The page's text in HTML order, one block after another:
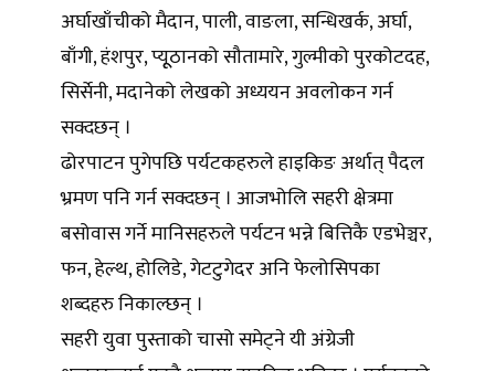
अर्घाखाँचीको मैदान, पाली, वाङला, सन्धिखर्क, अर्घा,
बाँगी, हंशपुर, प्यूूठानको सौतामारे, गुल्मीको पुरकोटदह,
सिर्सेनी, मदानेको लेखको अध्ययन अवलोकन गर्न
सक्दछन् ।
ढोरपाटन पुगेपछि पर्यटकहरुले हाइकिङ अर्थात् पैदल
भ्रमण पनि गर्न सक्दछन् । आजभोलि सहरी क्षेत्रमा
बसोवास गर्ने मानिसहरुले पर्यटन भन्ने बित्तिकै एडभेञ्चर,
फन, हेल्थ, होलिडे, गेटटुगेदर अनि फेलोसिपका
शब्दहरु निकाल्छन् ।
सहरी युवा पुस्ताको चासो समेट्ने यी अंग्रेजी